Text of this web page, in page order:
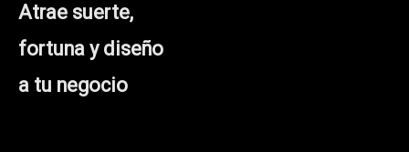
Atrae suerte,
fortuna y diseño
a tu negocio